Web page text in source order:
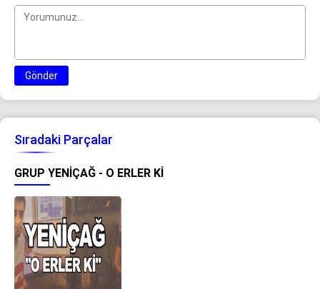
Gönder
Sıradaki Parçalar
GRUP YENIÇAĞ - O ERLER KI